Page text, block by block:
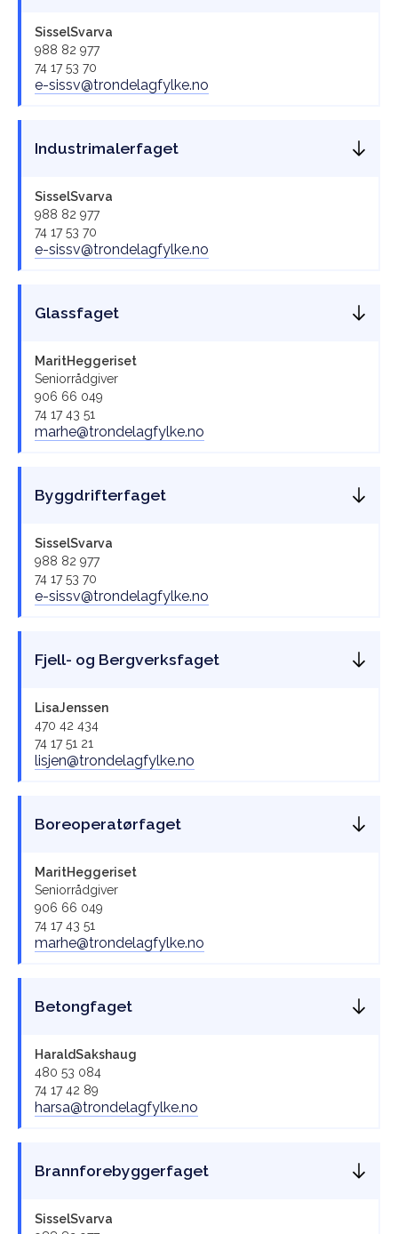
SisselSvarva
988 82 977
74 17 53 70
e-sissv@trondelagfylke.no
Industrimalerfaget
SisselSvarva
988 82 977
74 17 53 70
e-sissv@trondelagfylke.no
Glassfaget
MaritHeggeriset
Seniorrådgiver
906 66 049
74 17 43 51
marhe@trondelagfylke.no
Byggdrifterfaget
SisselSvarva
988 82 977
74 17 53 70
e-sissv@trondelagfylke.no
Fjell- og Bergverksfaget
LisaJenssen
470 42 434
74 17 51 21
lisjen@trondelagfylke.no
Boreoperatørfaget
MaritHeggeriset
Seniorrådgiver
906 66 049
74 17 43 51
marhe@trondelagfylke.no
Betongfaget
HaraldSakshaug
480 53 084
74 17 42 89
harsa@trondelagfylke.no
Brannforebyggerfaget
SisselSvarva